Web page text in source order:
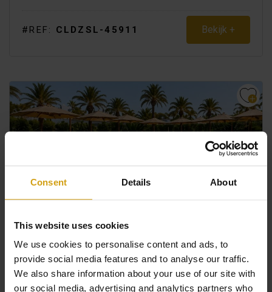
Consent Details About
This website uses cookies
We use cookies to personalise content and ads, to
provide social media features and to analyse our traffic.
We also share information about your use of our site with
our social media, advertising and analytics partners who
#REF: CLDZSL-45911 Bekijk +
LOS ALCAZARES. COSTA CALIDA
APPARTEMENT. NIEUWBOUW